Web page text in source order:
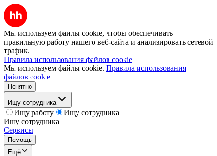
Мы используем файлы cookie, чтобы обеспечивать
правильную работу нашего веб-сайта и анализировать сетевой
трафик.
Правила использования файлов cookie
Мы используем файлы cookie. Правила использования
файлов cookie
Понятно
Ищу сотрудника
Ищу работу
Ищу сотрудника
Ищу сотрудника
Сервисы
Помощь
Ещё